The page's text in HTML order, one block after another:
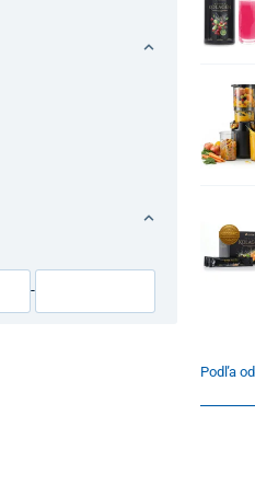
-
Podľa